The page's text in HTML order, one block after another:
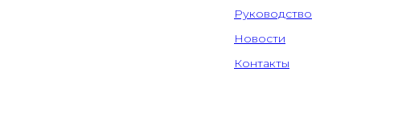
Руководство
Новости
Контакты